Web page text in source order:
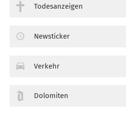
Todesanzeigen
Newsticker
Verkehr
Dolomiten